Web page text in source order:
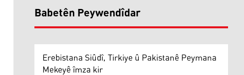
Babetên Peywendîdar
Erebistana Siûdî, Tirkiye û Pakistanê Peymana
Mekeyê îmza kir